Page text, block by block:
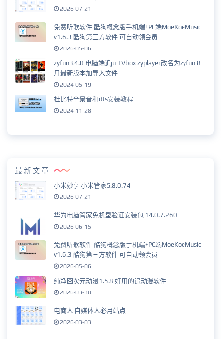
2026-07-21
免费听歌软件 酷狗概念版手机端+PC端MoeKoeMusic
v1.6.3 酷狗第三方软件 可自动领会员
2026-05-06
zyfun3.4.0 电脑端追ju TVbox zyplayer改名为zyfun 8
月最新版本加导入文件
2024-05-19
杜比特全景音和dts安装教程
2024-11-28
最新文章
小米妙享 小米管家5.8.0.74
2026-07-21
华为电脑管家免机型验证安装包 14.0.7.260
2026-06-15
免费听歌软件 酷狗概念版手机端+PC端MoeKoeMusic
v1.6.3 酷狗第三方软件 可自动领会员
2026-05-06
纯净囧次元动漫1.5.8 好用的追动漫软件
2026-03-30
电商人 自媒体人必用站点
2026-03-03